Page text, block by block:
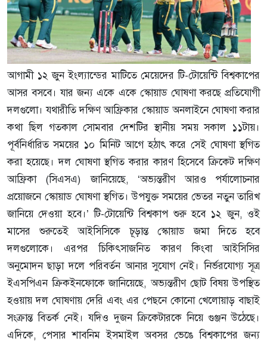
আগামী ১২ জুন ইংল্যান্ডের মাটিতে মেয়েদের টি-টোয়েন্টি বিশ্বকাপের
আসর বসবে। যার জন্য একে একে স্কোয়াড ঘোষণা করছে প্রতিযোগী
দলগুলো। যথারীতি দক্ষিণ আফ্রিকার স্কোয়াড অনলাইনে ঘোষণা করার
কথা ছিল গতকাল সোমবার দেশটির স্থানীয় সময় সকাল ১১টায়।
পূর্বনির্ধারিত সময়ের ১০ মিনিট আগে হঠাৎ করে সেই ঘোষণা স্থগিত
করা হয়েছে। দল ঘোষণা স্থগিত করার কারণ হিসেবে ক্রিকেট দক্ষিণ
আফ্রিকা (সিএসএ) জানিয়েছে, ‘অভ্যন্তরীণ আরও পর্যালোচনার
প্রয়োজনে স্কোয়াড ঘোষণা স্থগিত। উপযুক্ত সময়ের ভেতর নতুন তারিখ
জানিয়ে দেওয়া হবে।’ টি-টোয়েন্টি বিশ্বকাপ শুরু হবে ১২ জুন, ওই
মাসের শুরুতেই আইসিসিকে চূড়ান্ত স্কোয়াড জমা দিতে হবে
দলগুলোকে। এরপর চিকিৎসাজনিত কারণ কিংবা আইসিসির
অনুমোদন ছাড়া দলে পরিবর্তন আনার সুযোগ নেই। নির্ভরযোগ্য সূত্র
ইএসপিএন ক্রিকইনফোকে জানিয়েছে, অভ্যন্তরীণ ছোট বিষয় উপস্থিত
হওয়ায় দল ঘোষণায় দেরি এবং এর পেছনে কোনো খেলোয়াড় বাছাই
সংক্রান্ত বিতর্ক নেই। যদিও দুজন ক্রিকেটারকে নিয়ে গুঞ্জন উঠেছে।
এদিকে, পেসার শাবনিম ইসমাইল অবসর ভেঙে বিশ্বকাপের জন্য